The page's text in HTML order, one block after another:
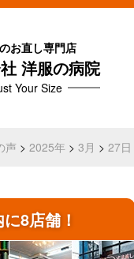
お直し専門店
洋服の病院
Your Size
声 > 2025年 > 3月 > 27日
8店舗！